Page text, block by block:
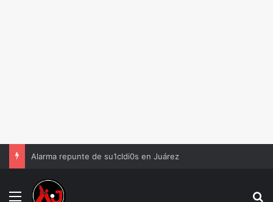
Alarma repunte de su1cldi0s en Juárez
Menu